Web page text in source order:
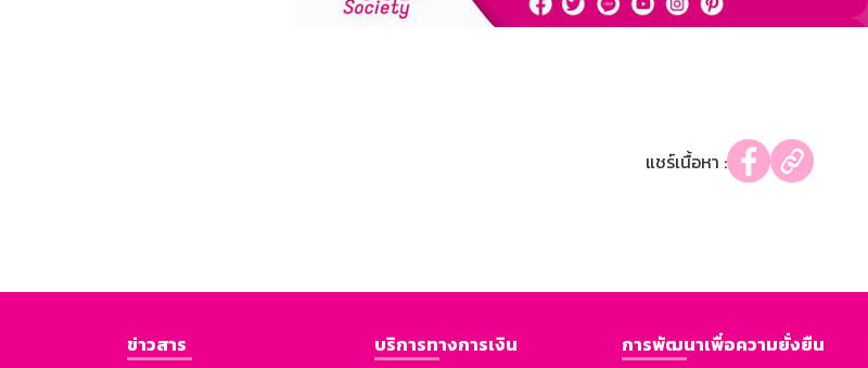
แชร์เนื้อหา :
ข่าวสาร
บริการทางการเงิน
การพัฒนาเพื่อความยั่งยืน